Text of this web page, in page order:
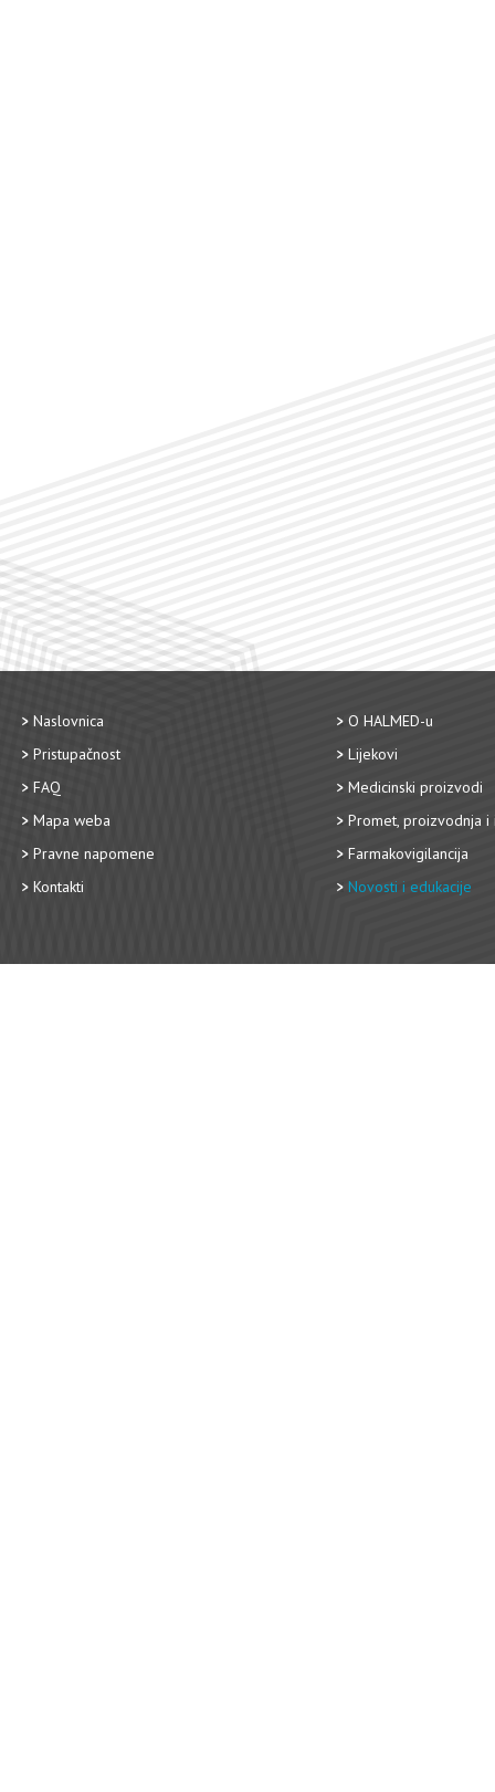
Naslovnica
Pristupačnost
FAQ
Mapa weba
Pravne napomene
Kontakti
O HALMED-u
Lijekovi
Medicinski proizvodi
Promet, proizvodnja i
Farmakovigilancija
Novosti i edukacije